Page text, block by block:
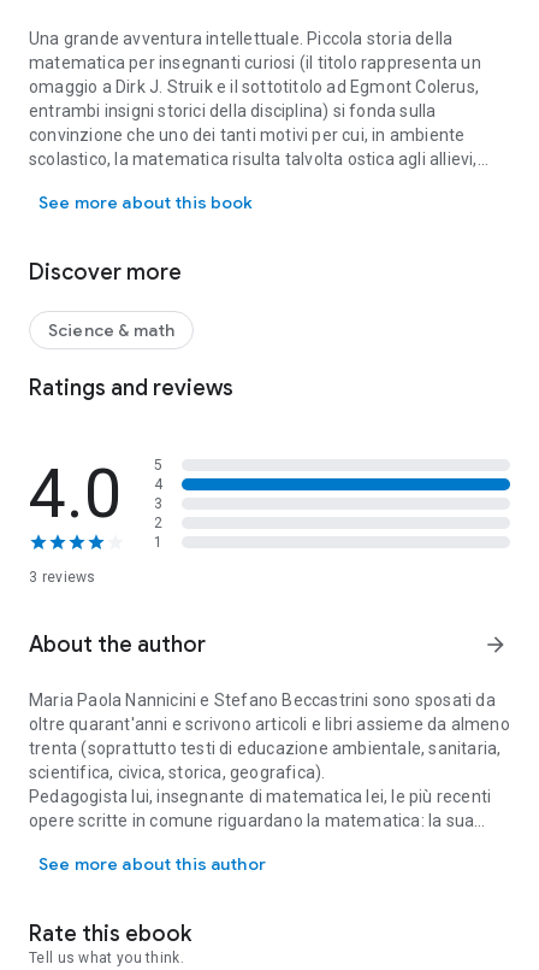
Una grande avventura intellettuale. Piccola storia della
matematica per insegnanti curiosi (il titolo rappresenta un
omaggio a Dirk J. Struik e il sottotitolo ad Egmont Colerus,
entrambi insigni storici della disciplina) si fonda sulla
convinzione che uno dei tanti motivi per cui, in ambiente
scolastico, la matematica risulta talvolta ostica agli allievi,
presentata, dagli insegnanti "poco curiosi", quale un insieme
D'altra parte, anche a tali insegnanti, quando erano scolari, la
sentenziosa orfanella la cui sapienza viene chissà da dove.
Il libro intende aiutare gli "insegnanti curiosi"- quelli che
credono di conoscere una volta per tutte la disciplina che
insegnano - a saperne di più riguardo alla genesi storica e
inserita nel più complessivo sviluppo della società e del
pensiero umano.
See more about this book
Discover more
Science & math
Ratings and reviews
4.0
3 reviews
5
4
3
2
1
About the author arrow_forward
Maria Paola Nannicini e Stefano Beccastrini sono sposati da
oltre quarant'anni e scrivono articoli e libri assieme da almeno
trenta (soprattutto testi di educazione ambientale, sanitaria,
scientifica, civica, storica, geografica).
Pedagogista lui, insegnante di matematica lei, le più recenti
opere scritte in comune riguardano la matematica: la sua
con altri campi del sapere quali la geografia, la letteratura e il
See more about this author
Rate this ebook
Tell us what you think.